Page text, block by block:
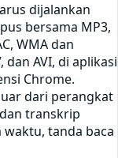
dijalankan
bersama MP3,
WMA dan
dan AVI, di aplikasi
Chrome.
dari perangkat
transkrip
tanda baca